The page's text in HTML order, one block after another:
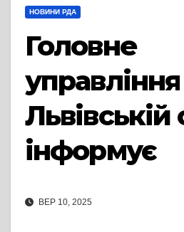
НОВИНИ РДА
Головне
Львівській
інформує
ВЕР 10, 2025